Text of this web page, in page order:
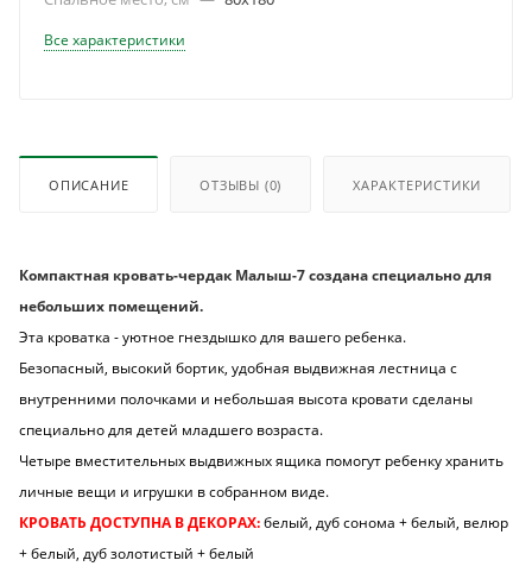
Все характеристики
ОПИСАНИЕ ОТЗЫВЫ (0) ХАРАКТЕРИСТИКИ
Компактная кровать-чердак Малыш-7 создана специально для
небольших помещений.
Эта кроватка - уютное гнездышко для вашего ребенка.
Безопасный, высокий бортик, удобная выдвижная лестница с
внутренними полочками и небольшая высота кровати сделаны
специально для детей младшего возраста.
Четыре вместительных выдвижных ящика помогут ребенку хранить
личные вещи и игрушки в собранном виде.
КРОВАТЬ ДОСТУПНА В ДЕКОРАХ:белый, дуб сонома + белый, велюр
+ белый, дуб золотистый + белый